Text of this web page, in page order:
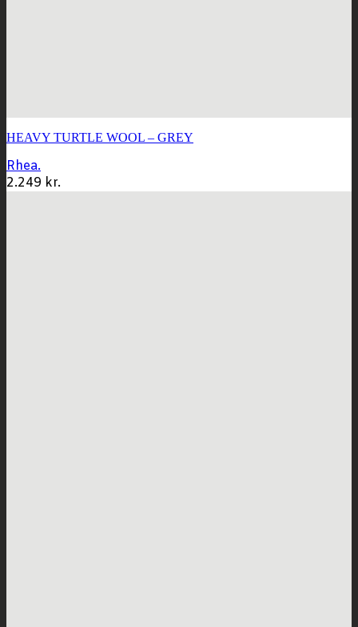
HEAVY TURTLE WOOL – GREY
Rhea.
2.249 kr.